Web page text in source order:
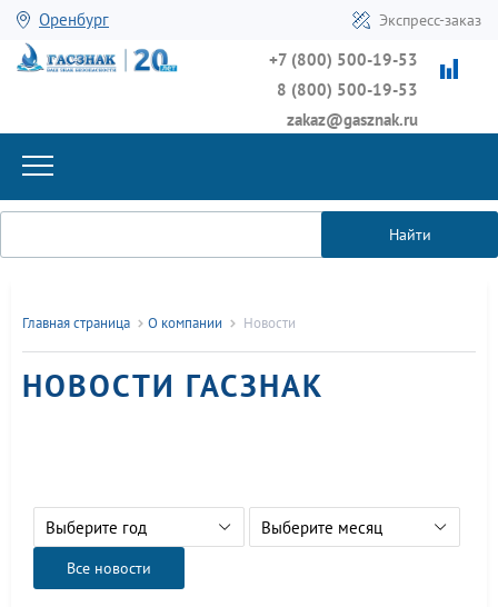
Оренбург Экспресс-заказ
+7 (800) 500-19-53
8 (800) 500-19-53
zakaz@gasznak.ru
Найти
Главная страница О компании Новости
НОВОСТИ ГАСЗНАК
Выберите год Выберите месяц
Все новости